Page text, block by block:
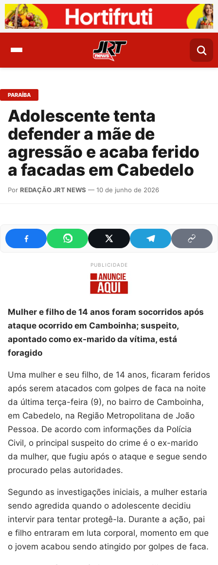
PARAÍBA
Adolescente tenta
defender a mãe de
agressão e acaba ferido
a facadas em Cabedelo
Por REDAÇÃO JRT NEWS — 10 de junho de 2026
PUBLICIDADE
Mulher e filho de 14 anos foram socorridos após
ataque ocorrido em Camboinha; suspeito,
apontado como ex-marido da vítima, está
foragido
Uma mulher e seu filho, de 14 anos, ficaram feridos
após serem atacados com golpes de faca na noite
da última terça-feira (9), no bairro de Camboinha,
em Cabedelo, na Região Metropolitana de João
Pessoa. De acordo com informações da Polícia
Civil, o principal suspeito do crime é o ex-marido
da mulher, que fugiu após o ataque e segue sendo
procurado pelas autoridades.
Segundo as investigações iniciais, a mulher estaria
sendo agredida quando o adolescente decidiu
intervir para tentar protegê-la. Durante a ação, pai
e filho entraram em luta corporal, momento em que
o jovem acabou sendo atingido por golpes de faca.